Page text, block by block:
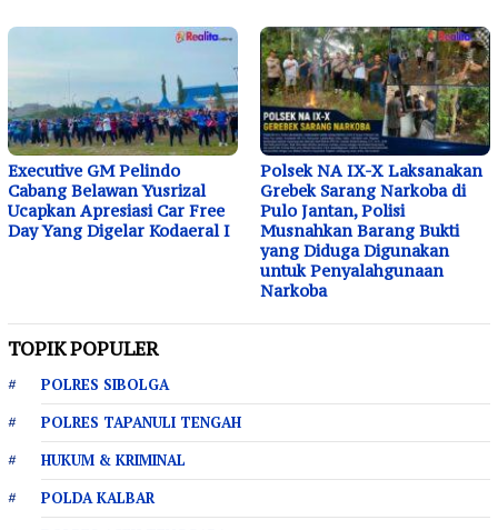
Executive GM Pelindo
Cabang Belawan Yusrizal
Ucapkan Apresiasi Car Free
Day Yang Digelar Kodaeral I
Polsek NA IX-X Laksanakan
Grebek Sarang Narkoba di
Pulo Jantan, Polisi
Musnahkan Barang Bukti
yang Diduga Digunakan
untuk Penyalahgunaan
Narkoba
TOPIK POPULER
POLRES SIBOLGA
POLRES TAPANULI TENGAH
HUKUM & KRIMINAL
POLDA KALBAR